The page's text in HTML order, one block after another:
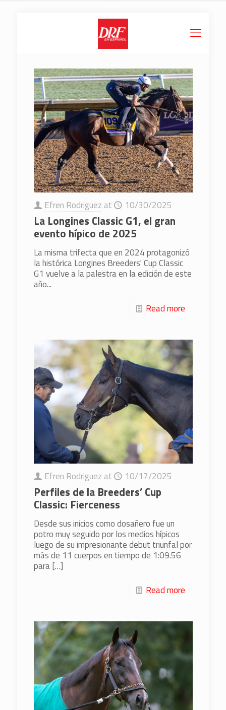
Efren Rodriguez at 10/30/2025
La Longines Classic G1, el gran
evento hípico de 2025
La misma trifecta que en 2024 protagonizó
la histórica Longines Breeders' Cup Classic
G1 vuelve a la palestra en la edición de este
año...
Read more
Efren Rodriguez at 10/17/2025
Perfiles de la Breeders’ Cup
Classic: Fierceness
Desde sus inicios como dosañero fue un
potro muy seguido por los medios hípicos
luego de su impresionante debut triunfal por
más de 11 cuerpos en tiempo de 1:09.56
para[…]
Read more